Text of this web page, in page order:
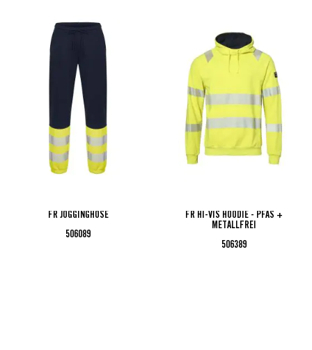
FR JOGGINGHOSE
506089
FR HI-VIS HOODIE - PFAS +
METALLFREI
506389